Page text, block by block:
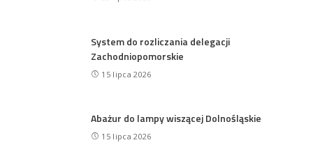
System do rozliczania delegacji
Zachodniopomorskie
15 lipca 2026
Abażur do lampy wiszącej Dolnośląskie
15 lipca 2026